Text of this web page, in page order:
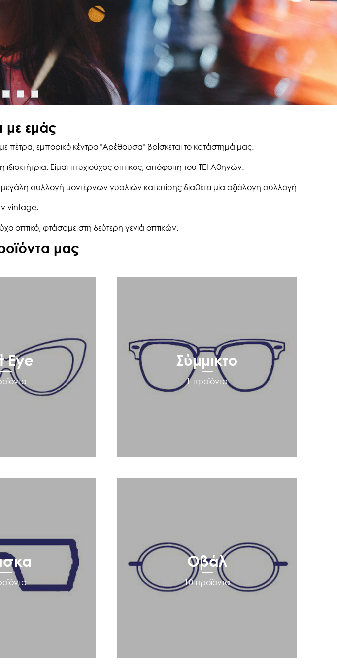
με εμάς
εμπορικό κέντρο "Αρέθουσα" βρίσκεται το κατάστημά μας.
Είμαι πτυχιούχος οπτικός, απόφοιτη του ΤΕΙ Αθηνών.
συλλογή μοντέρνων γυαλιών και επίσης διαθέτει μία αξιόλογη συλλογή
vintage.
οπτικό, φτάσαμε στη δεύτερη γενιά οπτικών.
μας
Eye Σύμμικτο
1 προϊόντα
Οβάλ
10 προϊόντα